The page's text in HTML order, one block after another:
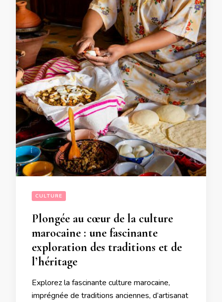
CULTURE
Plongée au cœur de la culture
marocaine : une fascinante
exploration des traditions et de
l’héritage
Explorez la fascinante culture marocaine,
imprégnée de traditions anciennes, d’artisanat